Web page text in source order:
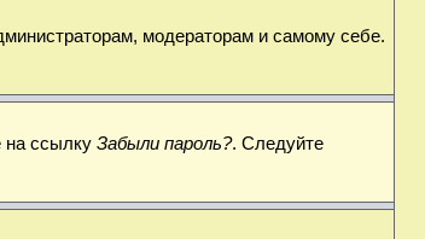
модераторам и самому себе.
на ссылку Забыли пароль?. Следуйте